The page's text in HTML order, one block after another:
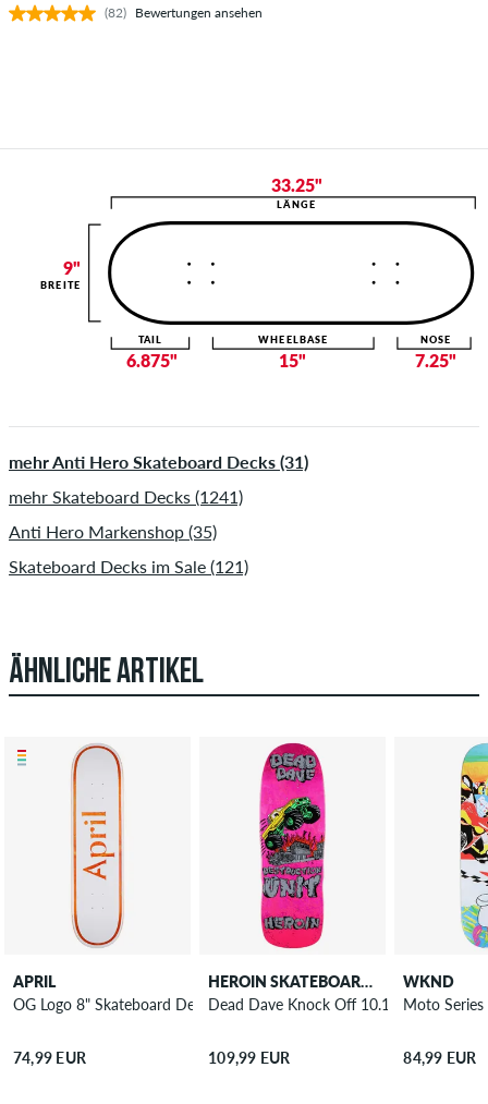
(82) Bewertungen ansehen
mehr Anti Hero Skateboard Decks (31)
mehr Skateboard Decks (1241)
Anti Hero Markenshop (35)
Skateboard Decks im Sale (121)
33.25"
LÄNGE
15"
WHEELBASE
7.25"
NOSE
6.875"
TAIL
9"
BREITE
ÄHNLICHE ARTIKEL
APRIL
OG Logo 8" Skateboard Deck
74,99 EUR
HEROIN SKATEBOARDS
Dead Dave Knock Off 10.1" Skateboard
109,99 EUR
WKND
Moto
84,99 EUR